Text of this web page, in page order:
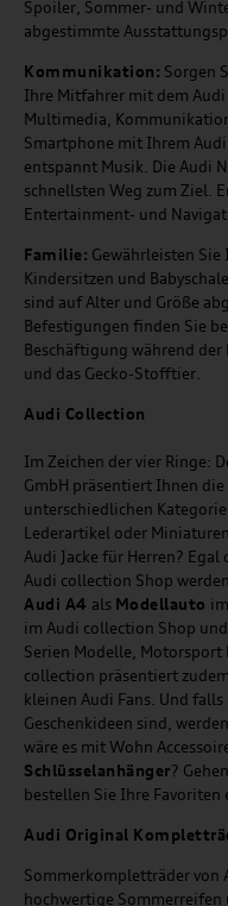
Spoiler, Sommer- und
abgestimmte
Kommunikation: Sorgen
Ihre Mitfahrer mit dem
Multimedia,
Smartphone mit Ihrem
entspannt Musik. Die Audi
schnellsten Weg zum Ziel.
Entertainment- und
Familie: Gewährleisten
Kindersitzen und
sind auf Alter und Größe
Befestigungen finden Sie
Beschäftigung während der
und das Gecko-Stofftier.
Audi Collection
Im Zeichen der vier Ringe:
GmbH präsentiert Ihnen
unterschiedlichen
Lederartikel oder
Audi Jacke für Herren?
Audi collection Shop
Audi A4 als Modellauto
im Audi collection Shop
Serien Modelle, Motorsport
collection präsentiert
kleinen Audi Fans. Und
Geschenkideen sind,
wäre es mit Wohn
Schlüsselanhänger?
bestellen Sie Ihre Favoriten
Audi Original
Sommerkompletträder von
hochwertige Sommerreifen